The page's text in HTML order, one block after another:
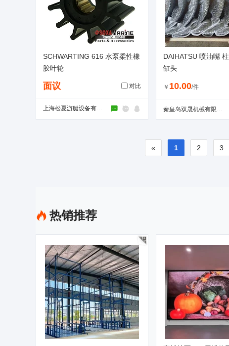
SCHWARTING 616 水泵柔性橡
胶叶轮
面议 对比
上海松夏游艇设备有限公司
DAIHATSU 喷油嘴
缸头
￥ 10.00/件
秦皇岛双晟机械有限公司
« 1 2 3
热销推荐